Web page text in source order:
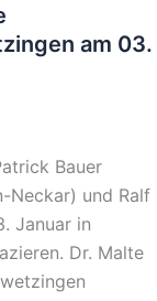
am 03.
Bauer
Neckar) und Ralf
Januar in
Dr. Malte